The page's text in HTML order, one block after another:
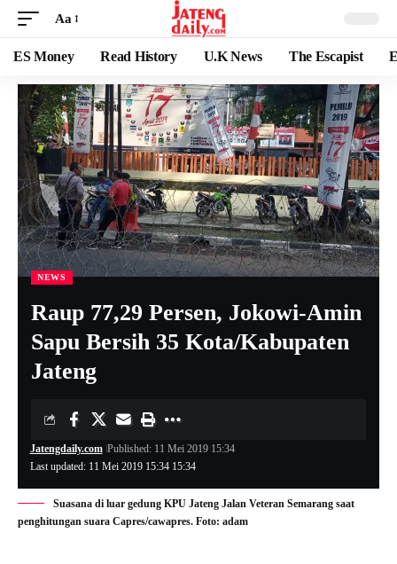
Aa
ES Money Read History U.K News The Escapist
NEWS
Raup 77,29 Persen, Jokowi-Amin
Sapu Bersih 35 Kota/Kabupaten
Jateng
Last updated: 11 Mei 2019 15:34 15:34
Jatengdaily.com Published: 11 Mei 2019 15:34
Suasana di luar gedung KPU Jateng Jalan Veteran Semarang saat
penghitungan suara Capres/cawapres. Foto: adam